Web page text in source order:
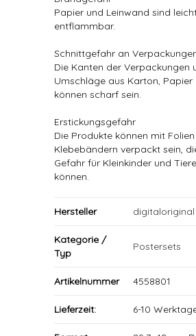
Papier und Leinwand sind
entflammbar.
Schnittgefahr an
Die Kanten der Verpackungen
Umschläge aus Karton, Papier
können scharf sein.
Erstickungsgefahr
Die Produkte können mit
Klebebändern verpackt sein,
Gefahr für Kleinkinder und
können.
Hersteller digitaloriginal
Kategorie /
Typ
Postersets
Artikelnummer 4558801
Lieferzeit: 6-10